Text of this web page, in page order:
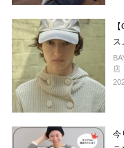
ス
店
今